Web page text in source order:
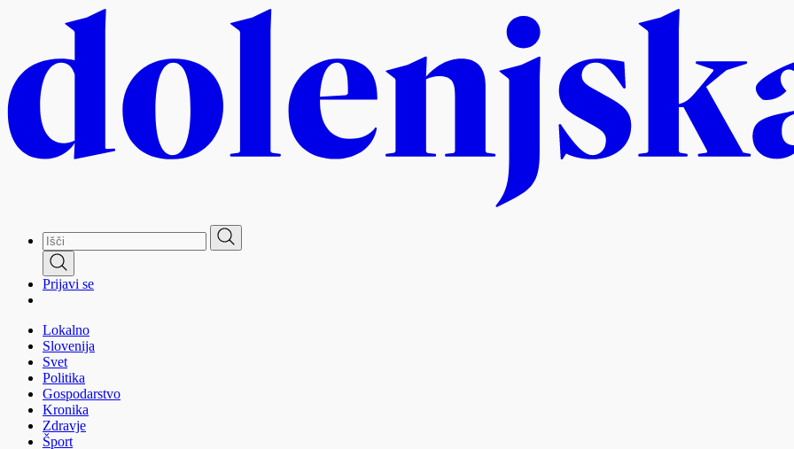
content
Prijavi se
Lokalno
Slovenija
Svet
Politika
Gospodarstvo
Kronika
Zdravje
Šport